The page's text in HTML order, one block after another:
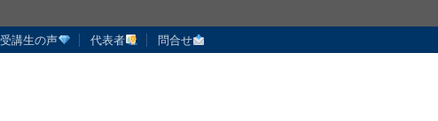
受講生の声 代表者 問合せ